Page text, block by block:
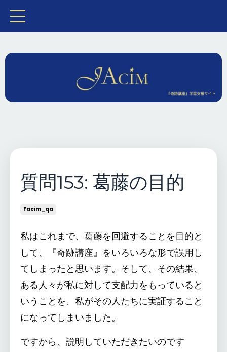
質問153: 葛藤の目的
Facim_qa
私はこれまで、葛藤を回避することを目的と
して、『奇跡講座』をいろいろな形で誤用し
てしまったと思います。そして、その結果、
ある人々が私に対して支配力をもっていると
いうことを、私がその人たちに実証すること
になってしまいました。
ですから、説明していただきたいのです